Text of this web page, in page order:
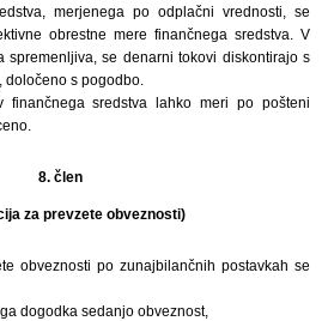
merjenega po odplačni vrednosti, se
obrestne mere finančnega sredstva. V
spremenljiva, se denarni tokovi diskontirajo s
s pogodbo.
finančnega sredstva lahko meri po pošteni
8. člen
za prevzete obveznosti)
obveznosti po zunajbilančnih postavkah se
dogodka sedanjo obveznost,